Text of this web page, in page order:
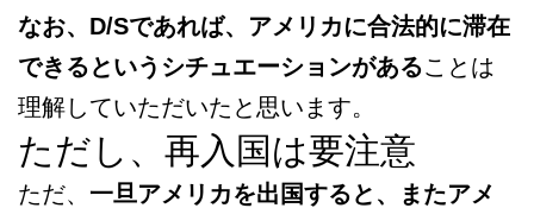
なお、D/Sであれば、アメリカに合法的に滞在
できるというシチュエーションがあることは
理解していただいたと思います。
ただし、再入国は要注意
ただ、 一旦アメリカを出国すると、またアメ